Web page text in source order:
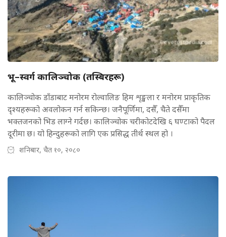
भू–स्वर्ग कालिञ्चोक (तस्बिरहरू)
कालिञ्चोक डाँडाबाट मनोरम रोल्वालिङ हिम शृङ्खला र मनोरम प्राकृतिक
दृश्यहरूको अवलोकन गर्न सकिन्छ। जनैपूर्णिमा, दसैँ, चैते दसैँमा
भक्तजनको भिड लाग्ने गर्दछ। कालिञ्चोक चरीकोटदेखि ६ घण्टाको पैदल
दूरीमा छ। यो हिन्दुहरूको लागि एक प्रसिद्ध तीर्थ स्थल हो ।
शनिबार, चैत १०, २०८०